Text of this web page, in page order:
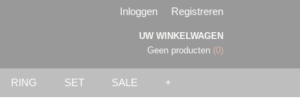
Inloggen Registreren
UW WINKELWAGEN
Geen producten (0)
RING SET SALE +